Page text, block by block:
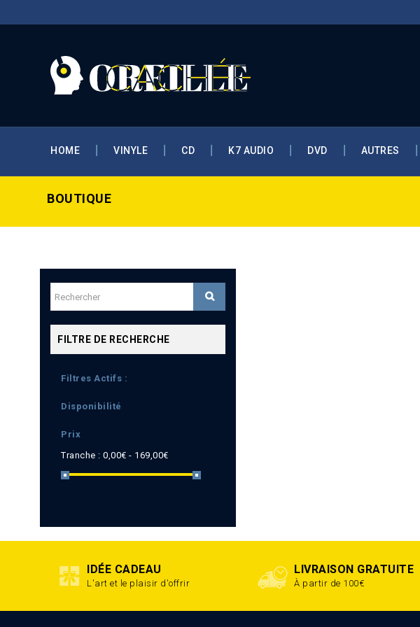
HOME VINYLE CD K7 AUDIO DVD AUTRES
BOUTIQUE
FILTRE DE RECHERCHE
Filtres Actifs :
Disponibilité
Prix
Tranche : 0,00€ - 169,00€
IDÉE CADEAU
L'art et le plaisir d'offrir
LIVRAISON GRATUITE
À partir de 100€